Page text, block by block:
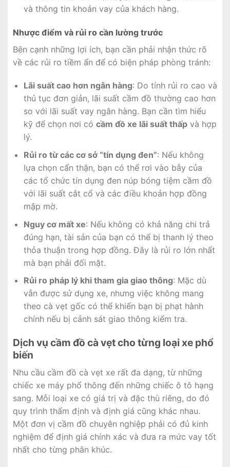
và thông tin khoản vay của khách hàng.
Nhược điểm và rủi ro cần lường trước
Bên cạnh những lợi ích, bạn cần phải nhận thức rõ
về các rủi ro tiềm ẩn để có biện pháp phòng tránh:
Lãi suất cao hơn ngân hàng: Do tính rủi ro cao và
thủ tục đơn giản, lãi suất cầm đồ thường cao hơn
so với lãi suất vay ngân hàng. Bạn cần tìm hiểu
kỹ để chọn nơi có cầm đồ xe lãi suất thấpvà hợp
lý.
Rủi ro từ các cơ sở “tín dụng đen”: Nếu không
lựa chọn cẩn thận, bạn có thể rơi vào bẫy của
các tổ chức tín dụng đen núp bóng tiệm cầm đồ
với lãi suất cắt cổ và các điều khoản hợp đồng
mập mờ.
Nguy cơ mất xe: Nếu không có khả năng chi trả
đúng hạn, tài sản của bạn có thể bị thanh lý theo
thỏa thuận trong hợp đồng. Đây là rủi ro lớn nhất
mà bạn phải đối mặt.
Rủi ro pháp lý khi tham gia giao thông: Mặc dù
vẫn được sử dụng xe, nhưng việc không mang
theo cà vẹt gốc có thể khiến bạn bị phạt hành
chính nếu bị cảnh sát giao thông kiểm tra.
Dịch vụ cầm đồ cà vẹt cho từng loại xe phổ
biến
Nhu cầu cầm đồ cà vẹt xe rất đa dạng, từ những
chiếc xe máy phổ thông đến những chiếc ô tô hạng
sang. Mỗi loại xe có giá trị và đặc thù riêng, do đó
quy trình thẩm định và định giá cũng khác nhau.
Một đơn vị cầm đồ chuyên nghiệp phải có đủ kinh
nghiệm để định giá chính xác và đưa ra mức vay tốt
nhất cho từng phân khúc.